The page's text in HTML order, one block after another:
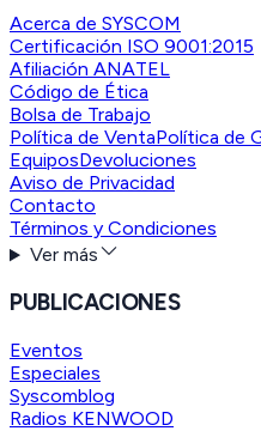
Acerca de SYSCOM
Certificación ISO 9001:2015
Afiliación ANATEL
Código de Ética
Bolsa de Trabajo
Política de VentaPolítica de
EquiposDevoluciones
Aviso de Privacidad
Contacto
Términos y Condiciones
Ver más
PUBLICACIONES
Eventos
Especiales
Syscomblog
Radios KENWOOD